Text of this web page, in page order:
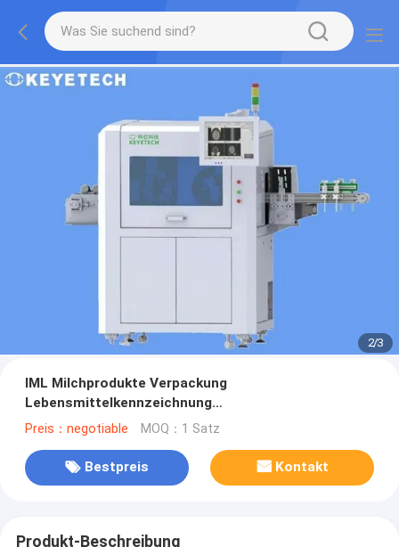
2/3
IML Milchprodukte Verpackung
Lebensmittelkennzeichnung
Defekterkennungsanlage mit CMOS-Kamera
Preis：negotiable MOQ：1 Satz
Bestpreis Kontakt
Produkt-Beschreibung